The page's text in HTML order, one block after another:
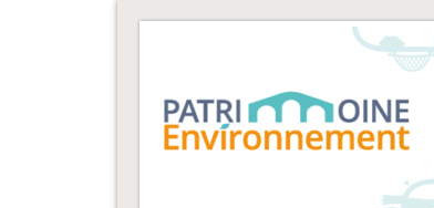
Fédération